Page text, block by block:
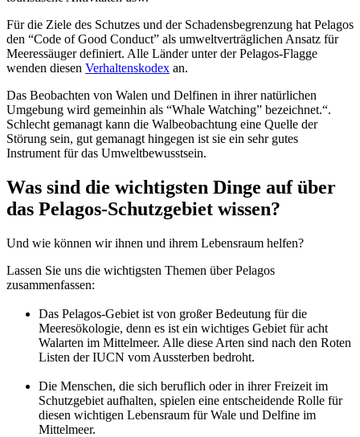
Für die Ziele des Schutzes und der Schadensbegrenzung hat Pelagos
den “Code of Good Conduct” als umweltverträglichen Ansatz für
Meeressäuger definiert. Alle Länder unter der Pelagos-Flagge
wenden diesen Verhaltenskodex an.
Das Beobachten von Walen und Delfinen in ihrer natürlichen
Umgebung wird gemeinhin als “Whale Watching” bezeichnet.“.
Schlecht gemanagt kann die Walbeobachtung eine Quelle der
Störung sein, gut gemanagt hingegen ist sie ein sehr gutes
Instrument für das Umweltbewusstsein.
Was sind die wichtigsten Dinge aufüber
das Pelagos-Schutzgebiet wissen?
Und wie können wir ihnen und ihrem Lebensraum helfen?
Lassen Sie uns die wichtigsten Themen über Pelagos
zusammenfassen:
Das Pelagos-Gebiet ist von großer Bedeutung für die
Meeresökologie, denn es ist ein wichtiges Gebiet für acht
Walarten im Mittelmeer. Alle diese Arten sind nach den Roten
Listen der IUCN vom Aussterben bedroht.
Die Menschen, die sich beruflich oder in ihrer Freizeit im
Schutzgebiet aufhalten, spielen eine entscheidende Rolle für
diesen wichtigen Lebensraum für Wale und Delfine im
Mittelmeer.